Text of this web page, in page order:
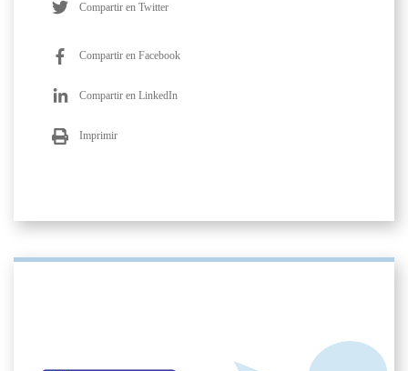
Compartir en Twitter
Compartir en Facebook
Compartir en LinkedIn
Imprimir